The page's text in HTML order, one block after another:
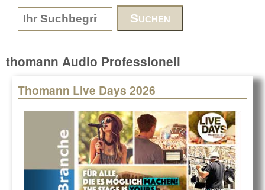
www.DieReferenz.de
Search form
thomann Audio Professionell
Thomann Live Days 2026
Pages